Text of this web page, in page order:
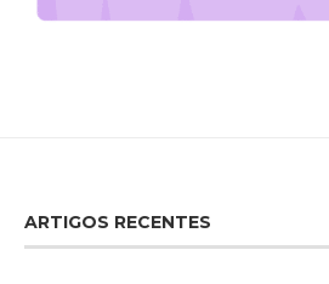
ARTIGOS RECENTES